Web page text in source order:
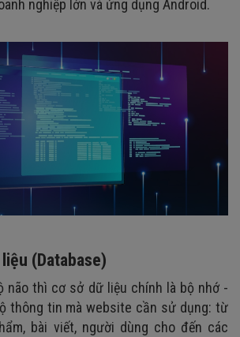
nghiệp lớn và ứng dụng Android.
(Database)
não thì cơ sở dữ liệu chính là bộ nhớ -
thông tin mà website cần sử dụng: từ
bài viết, người dùng cho đến các